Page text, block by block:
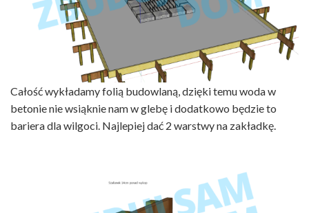
Całość wykładamy folią budowlaną, dzięki temu woda w
betonie nie wsiąknie nam w glebę i dodatkowo będzie to
bariera dla wilgoci. Najlepiej dać 2 warstwy na zakładkę.